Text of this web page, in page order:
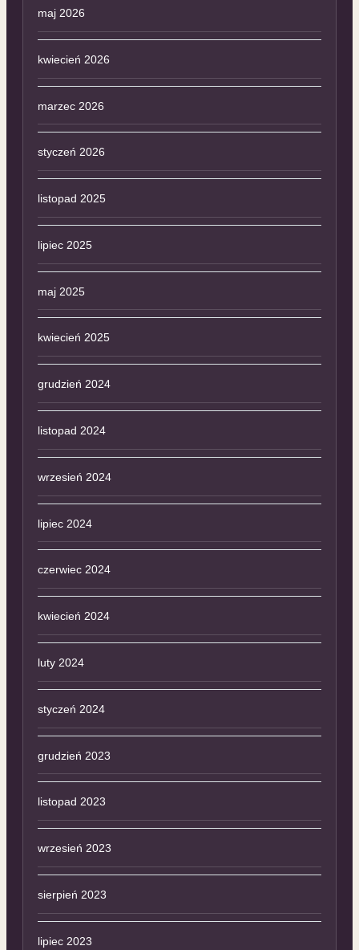
maj 2026
kwiecień 2026
marzec 2026
styczeń 2026
listopad 2025
lipiec 2025
maj 2025
kwiecień 2025
grudzień 2024
listopad 2024
wrzesień 2024
lipiec 2024
czerwiec 2024
kwiecień 2024
luty 2024
styczeń 2024
grudzień 2023
listopad 2023
wrzesień 2023
sierpień 2023
lipiec 2023